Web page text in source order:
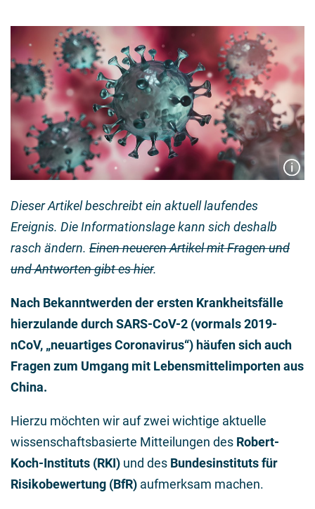
Dieser Artikel beschreibt ein aktuell laufendes
Ereignis. Die Informationslage kann sich deshalb
rasch ändern. Einen neueren Artikel mit Fragen und
und Antworten gibt es hier.
Nach Bekanntwerden der ersten Krankheitsfälle
hierzulande durch SARS-CoV-2 (vormals 2019-
nCoV, „neuartiges Coronavirus“) häufen sich auch
Fragen zum Umgang mit Lebensmittelimporten aus
China.
Hierzu möchten wir auf zwei wichtige aktuelle
wissenschaftsbasierte Mitteilungen des Robert-
Koch-Instituts (RKI) und des Bundesinstituts für
Risikobewertung (BfR) aufmerksam machen.